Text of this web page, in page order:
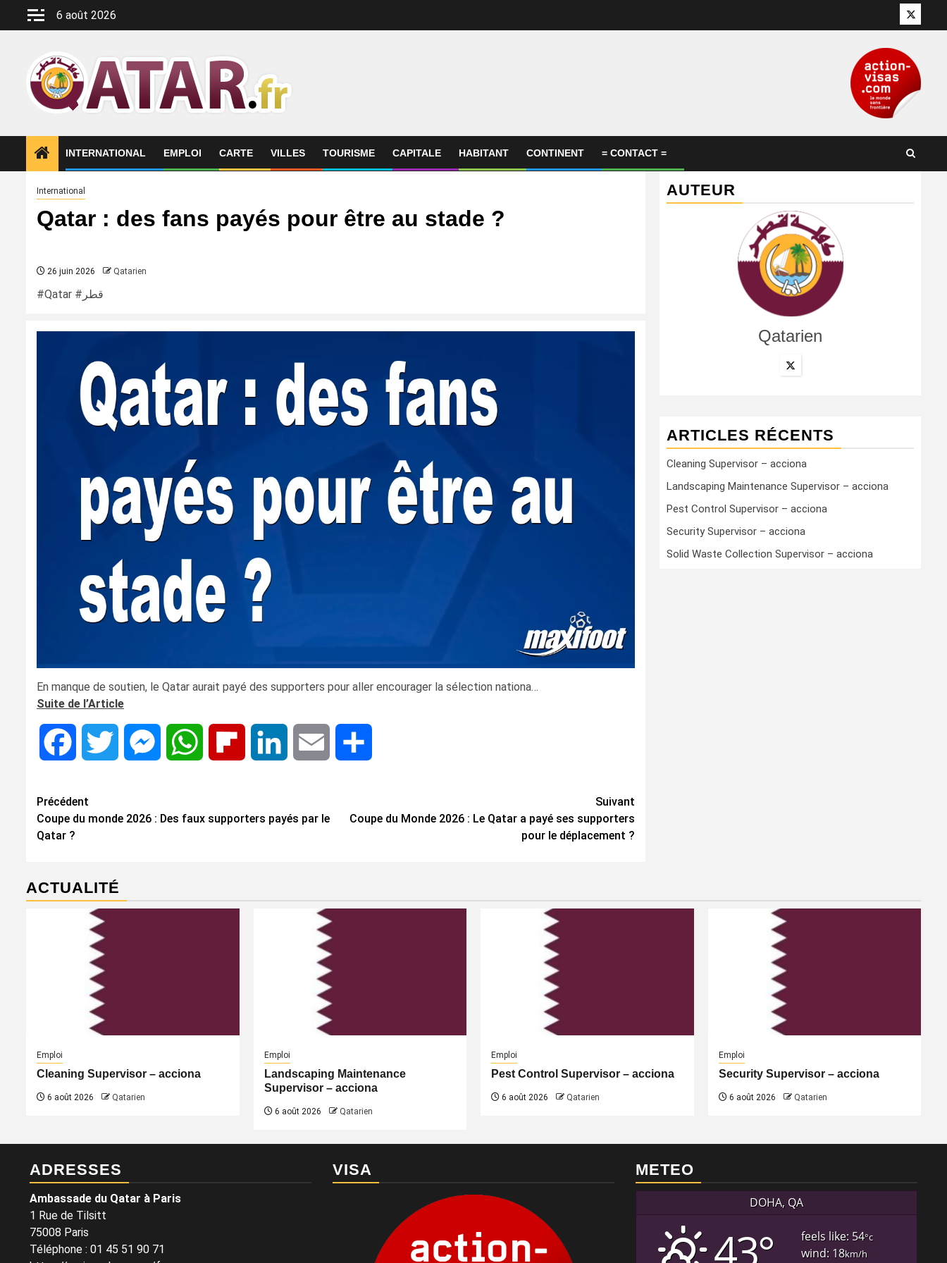
6 août 2026 Twitter
INTERNATIONAL EMPLOI CARTE VILLES TOURISME CAPITALE HABITANT CONTINENT = CONTACT =
International
Qatar : des fans payés pour être au stade ?
26 juin 2026 Qatarien
#Qatar #قطر
En manque de soutien, le Qatar aurait payé des supporters pour aller encourager la sélection nationa…
Suite de l’Article
Facebook Twitter MessengerWhatsApp Flipboard LinkedIn Email
Navigation
d’article
Précédent
Coupe du monde 2026 : Des faux supporters payés par le
Qatar ?
Suivant
Coupe du Monde 2026 : Le Qatar a payé ses supporters
pour le déplacement ?
AUTEUR
Qatarien
ARTICLES RÉCENTS
Cleaning Supervisor – acciona
Landscaping Maintenance Supervisor – acciona
Pest Control Supervisor – acciona
Security Supervisor – acciona
Solid Waste Collection Supervisor – acciona
ACTUALITÉ
Emploi
Cleaning Supervisor – acciona
6 août 2026 Qatarien
Emploi
Landscaping Maintenance
Supervisor – acciona
6 août 2026 Qatarien
Emploi
Pest Control Supervisor – acciona
6 août 2026 Qatarien
Emploi
Security Supervisor – acciona
6 août 2026 Qatarien
ADRESSES
Ambassade du Qatar à Paris
1 Rue de Tilsitt
75008 Paris
Téléphone : 01 45 51 90 71
VISA METEO
DOHA, QA
43° feels like: 54°c
wind: 18km/h